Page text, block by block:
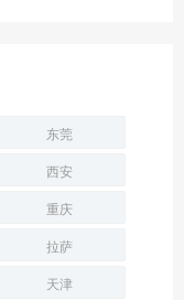
东莞
西安
重庆
拉萨
天津